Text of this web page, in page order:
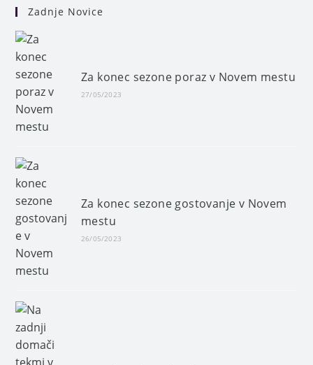
Zadnje Novice
Za konec sezone poraz v Novem mestu
27/05/2023
Za konec sezone gostovanje v Novem
mestu
26/05/2023